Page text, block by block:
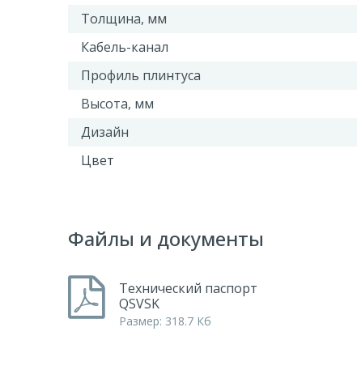
Толщина, мм
Кабель-канал
Профиль плинтуса
Высота, мм
Дизайн
Цвет
Файлы и документы
Технический паспорт
QSVSK
Размер: 318.7 Кб